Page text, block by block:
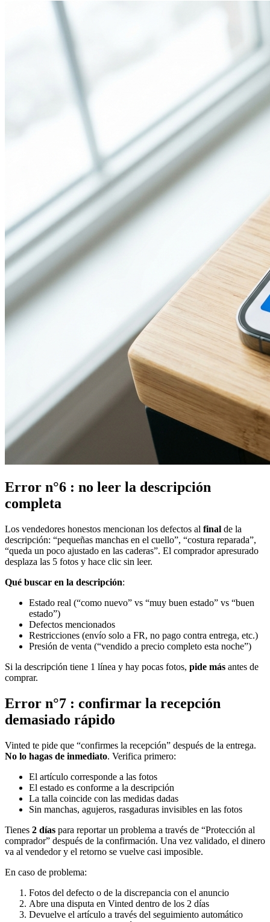
Error n°6 : no leer la descripción
completa
Los vendedores honestos mencionan los defectos al final de la
descripción: “pequeñas manchas en el cuello”, “costura reparada”,
“queda un poco ajustado en las caderas”. El comprador apresurado
desplaza las 5 fotos y hace clic sin leer.
Qué buscar en la descripción:
Estado real (“como nuevo” vs “muy buen estado” vs “buen
estado”)
Defectos mencionados
Restricciones (envío solo a FR, no pago contra entrega, etc.)
Presión de venta (“vendido a precio completo esta noche”)
Si la descripción tiene 1 línea y hay pocas fotos, pide más antes de
comprar.
Error n°7 : confirmar la recepción
demasiado rápido
Vinted te pide que “confirmes la recepción” después de la entrega.
No lo hagas de inmediato. Verifica primero:
El artículo corresponde a las fotos
El estado es conforme a la descripción
La talla coincide con las medidas dadas
Sin manchas, agujeros, rasgaduras invisibles en las fotos
Tienes 2 días para reportar un problema a través de “Protección al
comprador” después de la confirmación. Una vez validado, el dinero
va al vendedor y el retorno se vuelve casi imposible.
En caso de problema:
Fotos del defecto o de la discrepancia con el anuncio
Abre una disputa en Vinted dentro de los 2 días
Devuelve el artículo a través del seguimiento automático